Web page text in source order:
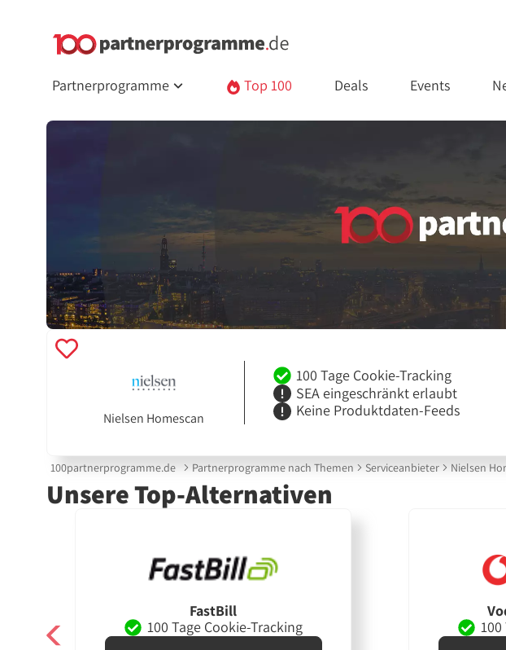
Partnerprogramme Top 100 Deals Events
Nielsen Homescan
100 Tage Cookie-Tracking
SEA eingeschränkt erlaubt
Keine Produktdaten-Feeds
100partnerprogramme.de Partnerprogramme nach Themen Serviceanbieter Nielsen
Unsere Top-Alternativen
FastBill
100 Tage Cookie-Tracking